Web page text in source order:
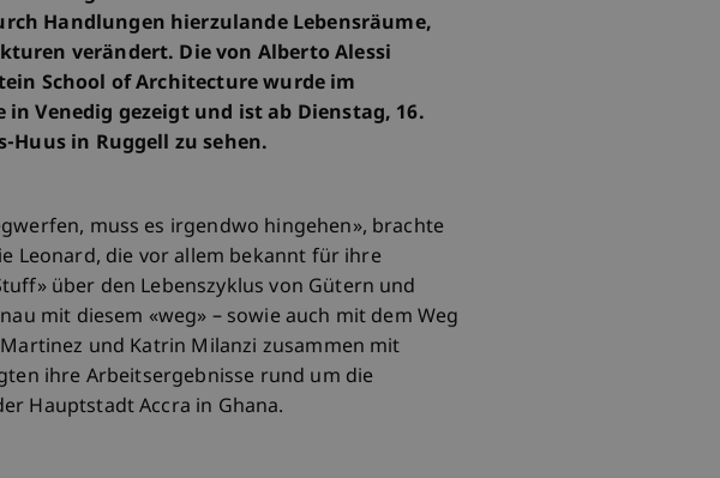
Handlungen hierzulande Lebensräume,
verändert. Die von Alberto Alessi
School of Architecture wurde im
Venedig gezeigt und ist ab Dienstag, 16.
Huus in Ruggell zu sehen.
muss es irgendwo hingehen», brachte
Leonard, die vor allem bekannt für ihre
über den Lebenszyklus von Gütern und
mit diesem «weg» – sowie auch mit dem Weg
und Katrin Milanzi zusammen mit
ihre Arbeitsergebnisse rund um die
Hauptstadt Accra in Ghana.